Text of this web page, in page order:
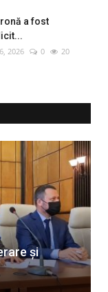
a fost
2026 0 20
și